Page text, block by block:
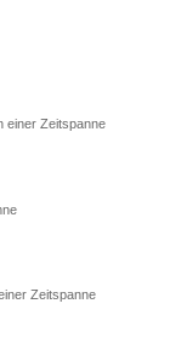
einer Zeitspanne
Zeitspanne